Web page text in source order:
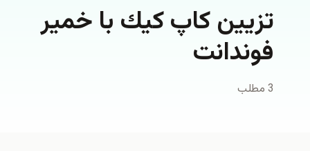
تزيين كاپ كيك با خمير
فوندانت
3 مطلب